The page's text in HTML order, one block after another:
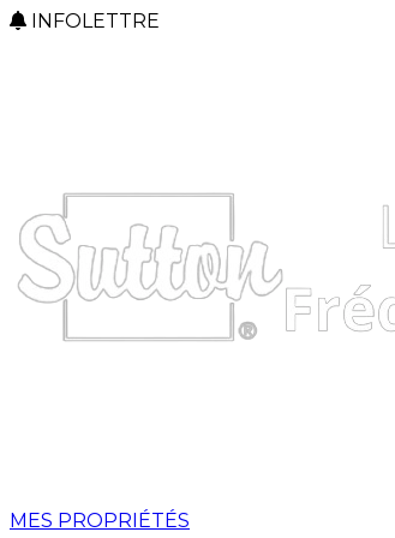
INFOLETTRE
MES PROPRIÉTÉS